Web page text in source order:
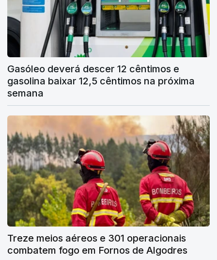
Gasóleo deverá descer 12 cêntimos e
gasolina baixar 12,5 cêntimos na próxima
semana
Treze meios aéreos e 301 operacionais
combatem fogo em Fornos de Algodres